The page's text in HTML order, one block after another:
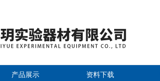
产品展示 资料下载